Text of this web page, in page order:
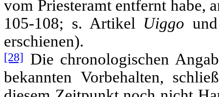
vom Priesteramt entfernt habe,
105-108; s. Artikel Uiggo
erschienen).
[28] Die chronologischen
bekannten Vorbehalten,